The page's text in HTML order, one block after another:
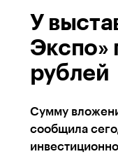
У
Экспо»
рублей
Сумму
сообщила